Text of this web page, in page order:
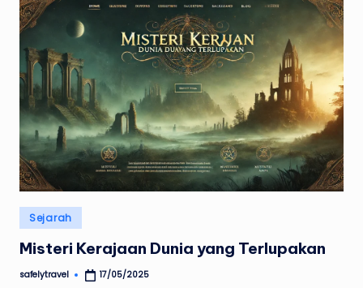
Posted
in
Sejarah
Misteri Kerajaan Dunia yang Terlupakan
Posted
safelytravel 17/05/2025